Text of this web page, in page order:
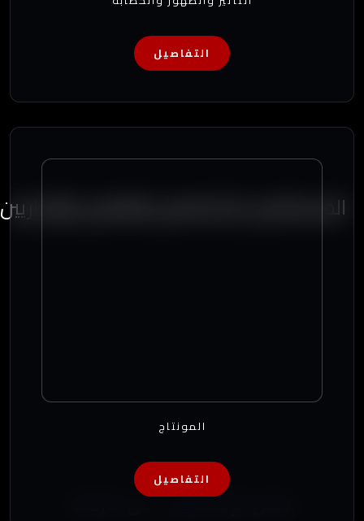
التفاصيل
المونتاج
التفاصيل
المستشارين الإعلاميين والفنيين والإداريين
بعض الإحصائيات عن شركتنا